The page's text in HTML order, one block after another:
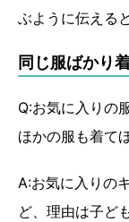
ぶように伝える
同じ服ばかり
Q:お気に入りの
ほかの服も着て
A:お気に入りの
ど、理由は子ど